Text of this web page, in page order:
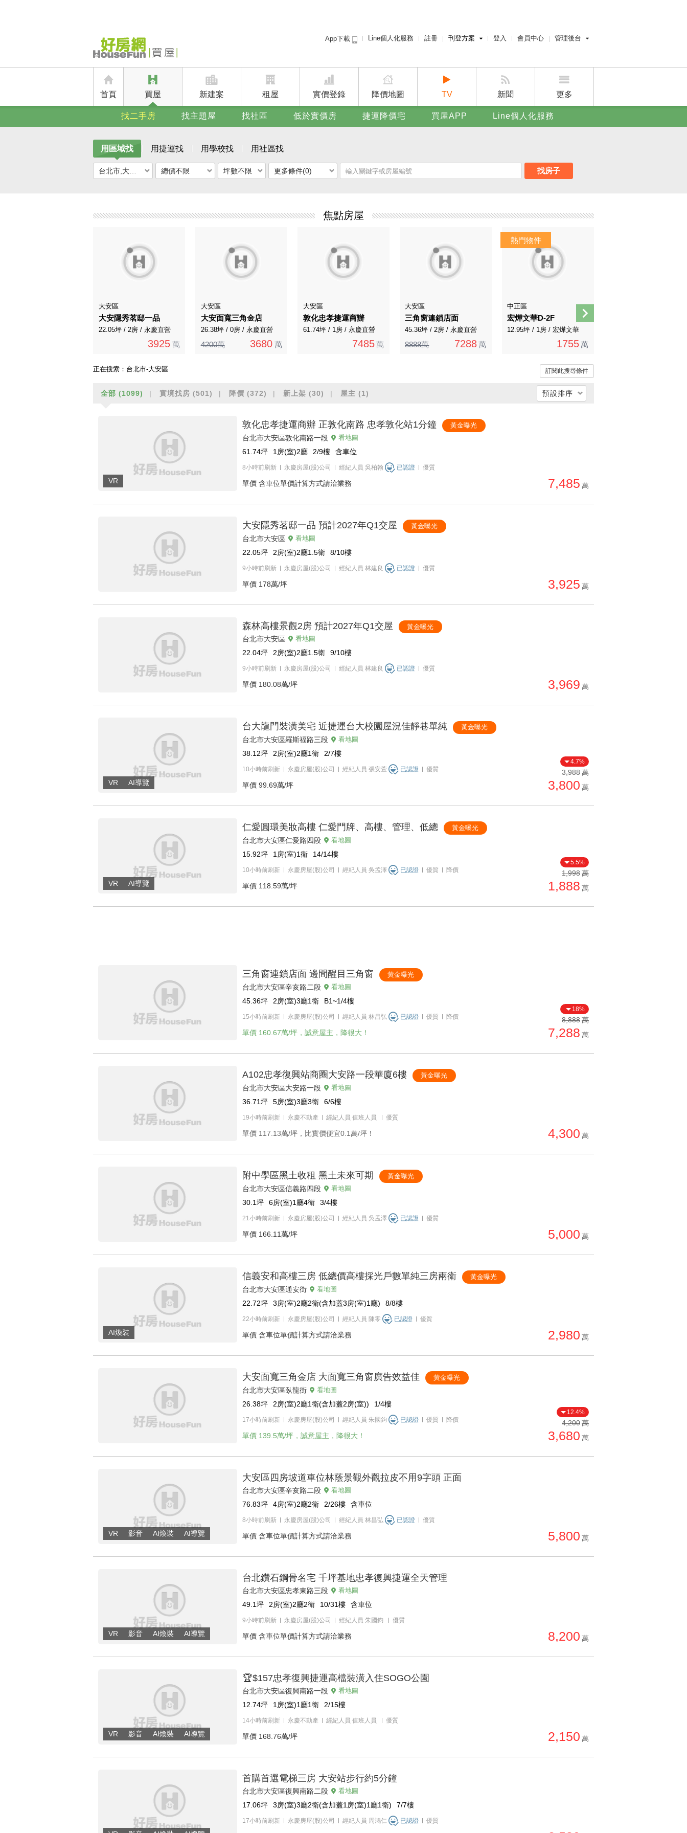
App下載 Line個人化服務 註冊 刊登方案
賣屋刊登
廣告刊登
登入 會員中心 管理後台
屋主管理後台
首頁 買屋 新建案 租屋 實價登錄 降價地圖 TV 新聞 更多
賣屋刊登
找二手房 找主題屋 找社區 低於實價房 捷運降價宅 買屋APP Line個人化服務
用區域找 用捷運找 用學校找 用社區找
總價不限 坪數不限 更多條件(0) 找房子
焦點房屋
大安區
大安隱秀茗邸一品
22.05坪 / 2房 / 永慶直營
3925 萬
大安區
大安面寬三角金店
26.38坪 / 0房 / 永慶直營
4200萬 3680 萬
大安區
敦化忠孝捷運商辦
61.74坪 / 1房 / 永慶直營
7485 萬
大安區
三角窗連鎖店面
45.36坪 / 2房 / 永慶直營
8888萬 7288 萬
中正區
宏燁文華D-2F
12.95坪 / 1房 / 宏燁文華
1755 萬
正在搜索： 台北市-大安區 訂閱此搜尋條件
全部 (1099) 實境找房 (501) 降價 (372) 新上架 (30) 屋主 (1) 預設排序
降價幅度高 → 低
月熱門度高 → 低
敦化忠孝捷運商辦 正敦化南路 忠孝敦化站1分鐘 黃金曝光
台北市大安區敦化南路一段 看地圖
61.74坪 1房(室)2廳 2/9樓 含車位
8小時前刷新 永慶房屋(股)公司 經紀人員 吳柏翰 已認證 優質
單價 含車位單價計算方式請洽業務 7,485 萬
大安隱秀茗邸一品 預計2027年Q1交屋 黃金曝光
台北市大安區 看地圖
22.05坪 2房(室)2廳1.5衛 8/10樓
9小時前刷新 永慶房屋(股)公司 經紀人員 林建良 已認證 優質
單價 178萬/坪 3,925 萬
森林高樓景觀2房 預計2027年Q1交屋 黃金曝光
台北市大安區 看地圖
22.04坪 2房(室)2廳1.5衛 9/10樓
9小時前刷新 永慶房屋(股)公司 經紀人員 林建良 已認證 優質
單價 180.08萬/坪 3,969 萬
台大龍門裝潢美宅 近捷運台大校園屋況佳靜巷單純 黃金曝光
台北市大安區羅斯福路三段 看地圖
38.12坪 2房(室)2廳1衛 2/7樓
10小時前刷新 永慶房屋(股)公司 經紀人員 張安萱 已認證 優質
單價 99.69萬/坪
4.7%
3,988萬
3,800 萬
仁愛圓環美妝高樓 仁愛門牌、高樓、管理、低總 黃金曝光
台北市大安區仁愛路四段 看地圖
15.92坪 1房(室)1衛 14/14樓
10小時前刷新 永慶房屋(股)公司 經紀人員 吳孟澤 已認證 優質 降價
單價 118.59萬/坪
5.5%
1,998萬
1,888 萬
三角窗連鎖店面 邊間醒目三角窗 黃金曝光
台北市大安區辛亥路二段 看地圖
45.36坪 2房(室)3廳1衛 B1~1/4樓
15小時前刷新 永慶房屋(股)公司 經紀人員 林昌弘 已認證 優質 降價
單價 160.67萬/坪，誠意屋主，降很大！
18%
8,888萬
7,288 萬
A102忠孝復興站商圈大安路一段華廈6樓 黃金曝光
台北市大安區大安路一段 看地圖
36.71坪 5房(室)3廳3衛 6/6樓
19小時前刷新 永慶不動產 經紀人員 值班人員 優質
單價 117.13萬/坪，比實價便宜0.1萬/坪！ 4,300 萬
附中學區黑土收租 黑土未來可期 黃金曝光
台北市大安區信義路四段 看地圖
30.1坪 6房(室)1廳4衛 3/4樓
21小時前刷新 永慶房屋(股)公司 經紀人員 吳孟澤 已認證 優質
單價 166.11萬/坪 5,000 萬
信義安和高樓三房 低總價高樓採光戶數單純三房兩衛 黃金曝光
台北市大安區通安街 看地圖
22.72坪 3房(室)2廳2衛(含加蓋3房(室)1廳) 8/8樓
22小時前刷新 永慶房屋(股)公司 經紀人員 陳零 已認證 優質
單價 含車位單價計算方式請洽業務 2,980 萬
大安面寬三角金店 大面寬三角窗廣告效益佳 黃金曝光
台北市大安區臥龍街 看地圖
26.38坪 2房(室)2廳1衛(含加蓋2房(室)) 1/4樓
17小時前刷新 永慶房屋(股)公司 經紀人員 朱國鈞 已認證 優質 降價
單價 139.5萬/坪，誠意屋主，降很大！
12.4%
4,200萬
3,680 萬
大安區四房坡道車位林蔭景觀外觀拉皮不用9字頭 正面
台北市大安區辛亥路二段 看地圖
76.83坪 4房(室)2廳2衛 2/26樓 含車位
8小時前刷新 永慶房屋(股)公司 經紀人員 林昌弘 已認證 優質
單價 含車位單價計算方式請洽業務 5,800 萬
台北鑽石鋼骨名宅 千坪基地忠孝復興捷運全天管理
台北市大安區忠孝東路三段 看地圖
49.1坪 2房(室)2廳2衛 10/31樓 含車位
9小時前刷新 永慶房屋(股)公司 經紀人員 朱國鈞 優質
單價 含車位單價計算方式請洽業務 8,200 萬
🏆$157忠孝復興捷運高檔裝潢入住SOGO公園
台北市大安區復興南路一段 看地圖
12.74坪 1房(室)1廳1衛 2/15樓
14小時前刷新 永慶不動產 經紀人員 值班人員 優質
單價 168.76萬/坪 2,150 萬
首購首選電梯三房 大安站步行約5分鐘
台北市大安區復興南路二段 看地圖
17.06坪 3房(室)3廳2衛(含加蓋1房(室)1廳1衛) 7/7樓
17小時前刷新 永慶房屋(股)公司 經紀人員 周鴻仁 已認證 優質